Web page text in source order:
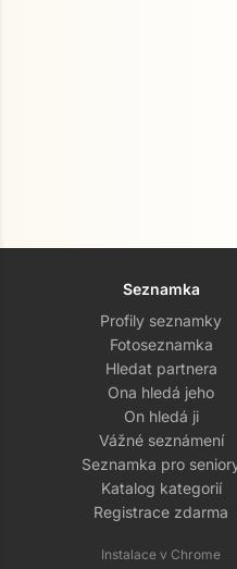
Seznamka
Profily seznamky
Fotoseznamka
Hledat partnera
Ona hledá jeho
On hledá ji
Vážné seznámení
Seznamka pro
Katalog kategorií
Registrace zdarma
Instalace v Chrome